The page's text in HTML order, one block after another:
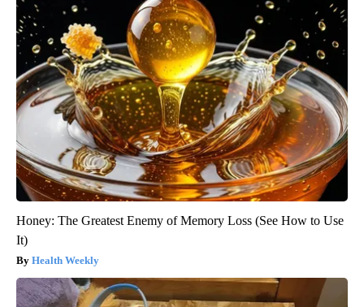
Honey: The Greatest Enemy of Memory Loss (See How to Use
It)
Health Weekly